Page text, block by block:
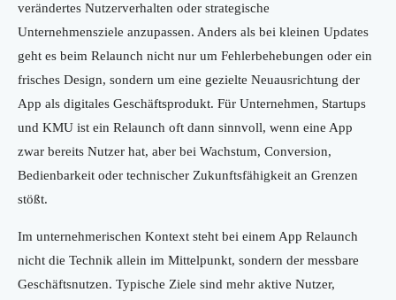
verändertes Nutzerverhalten oder strategische
Unternehmensziele anzupassen. Anders als bei kleinen Updates
geht es beim Relaunch nicht nur um Fehlerbehebungen oder ein
frisches Design, sondern um eine gezielte Neuausrichtung der
App als digitales Geschäftsprodukt. Für Unternehmen, Startups
und KMU ist ein Relaunch oft dann sinnvoll, wenn eine App
zwar bereits Nutzer hat, aber bei Wachstum, Conversion,
Bedienbarkeit oder technischer Zukunftsfähigkeit an Grenzen
stößt.
Im unternehmerischen Kontext steht bei einem App Relaunch
nicht die Technik allein im Mittelpunkt, sondern der messbare
Geschäftsnutzen. Typische Ziele sind mehr aktive Nutzer,